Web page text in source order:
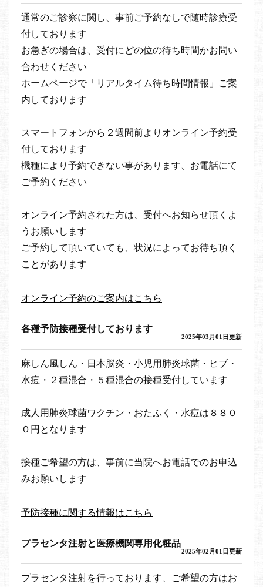
通常のご診察に関し、事前ご予約なしで随時診療受
付しております
お急ぎの場合は、受付にどの位の待ち時間かお問い
合わせください
ホームページで「リアルタイム待ち時間情報」ご案
内しております
スマートフォンから２週間前よりオンライン予約受
付しております
機種により予約できない事があります、お電話にて
ご予約ください
オンライン予約された方は、受付へお知らせ頂くよ
うお願いします
ご予約して頂いていても、状況によってお待ち頂く
ことがあります
オンライン予約のご案内はこちら
各種予防接種受付しております
2025年03月01日更新
麻しん風しん・日本脳炎・小児用肺炎球菌・ヒブ・
水痘・２種混合・５種混合の接種受付しています
成人用肺炎球菌ワクチン・おたふく・水痘は８８０
０円となります
接種ご希望の方は、事前に当院へお電話でのお申込
みお願いします
予防接種に関する情報はこちら
プラセンタ注射と医療機関専用化粧品
2025年02月01日更新
プラセンタ注射を行っております、ご希望の方はお